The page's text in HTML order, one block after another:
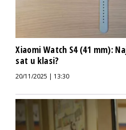
Xiaomi Watch S4 (41 mm):
sat u klasi?
20/11/2025 | 13:30